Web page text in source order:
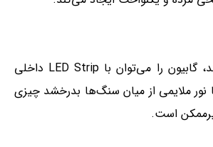
در پروژه‌های هوشمند، گابیون را می‌توان با LED Strip داخلی
ملایمی از میان سنگ‌ها بدرخشد چیزی
است.